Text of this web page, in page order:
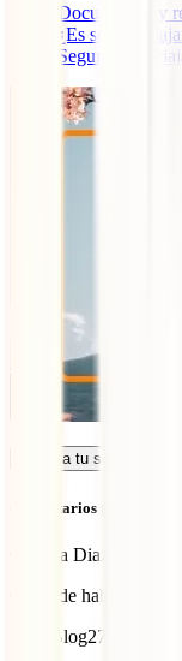
Documentos y
¿Es seguro
Seguro para
Calcula tu seguro
Comentarios (2)
Cristina Diaz Chavez
Guías de habla
IATI Blog27 de julio